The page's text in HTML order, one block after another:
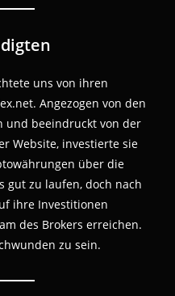
uns von ihren
Angezogen von den
und beeindruckt von der
Website, investierte sie
über die
gut zu laufen, doch nach
ihre Investitionen
des Brokers erreichen.
zu sein.